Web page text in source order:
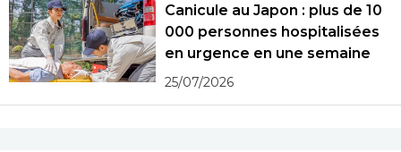
Canicule au Japon : plus de 10
000 personnes hospitalisées
en urgence en une semaine
25/07/2026